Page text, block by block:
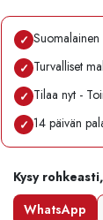
✓
✓ Turvalliset
✓ Tilaa nyt -
✓ 14 päivän
Kysy
WhatsApp